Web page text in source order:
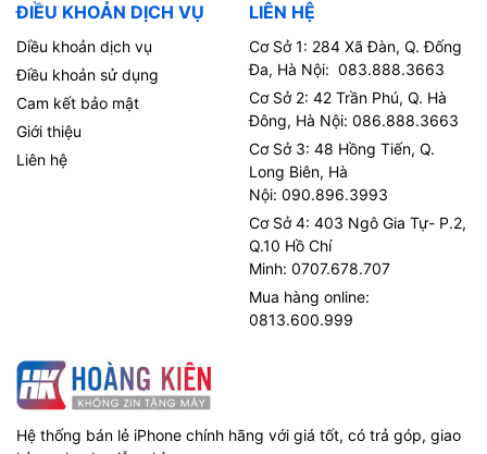
ĐIỀU KHOẢN DỊCH VỤ
Diều khoản dịch vụ
Điều khoản sử dụng
Cam kết bảo mật
Giới thiệu
Liên hệ
LIÊN HỆ
Cơ Sở 1: 284 Xã Đàn, Q. Đống
Đa, Hà Nội: 083.888.3663
Cơ Sở 2: 42 Trần Phú, Q. Hà
Đông, Hà Nội: 086.888.3663
Cơ Sở 3: 48 Hồng Tiến, Q.
Long Biên, Hà
Nội: 090.896.3993
Cơ Sở 4: 403 Ngô Gia Tự- P.2,
Q.10 Hồ Chí
Minh: 0707.678.707
Mua hàng online:
0813.600.999
Hệ thống bán lẻ iPhone chính hãng với giá tốt, có trả góp, giao